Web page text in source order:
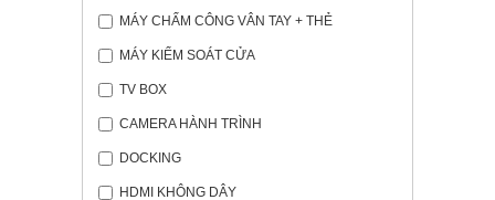
MÁY CHẤM CÔNG VÂN TAY + THẺ
MÁY KIỂM SOÁT CỬA
TV BOX
CAMERA HÀNH TRÌNH
DOCKING
HDMI KHÔNG DÂY